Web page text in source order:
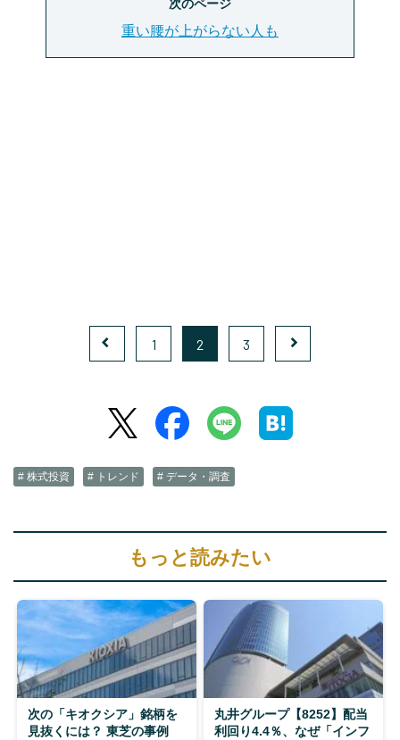
次のページ
重い腰が上がらない人も
1 2 3
# 株式投資 # トレンド # データ・調査
もっと読みたい
次の「キオクシア」銘柄を
見抜くには？ 東芝の事例
丸井グループ【8252】配当
利回り4.4％、なぜ「インフ